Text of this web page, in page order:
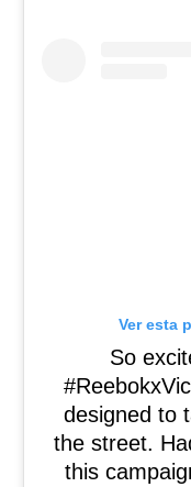
Ver esta
So
designed to
the street.
this